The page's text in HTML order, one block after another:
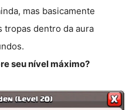
mas basicamente
tropas dentro da aura
seu nível máximo?